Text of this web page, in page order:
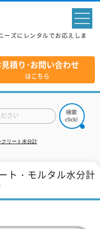
ーズにレンタルでお応えしま
積り･お問い合わせ
はこちら
クリート水分計
ト・モルタル水分計